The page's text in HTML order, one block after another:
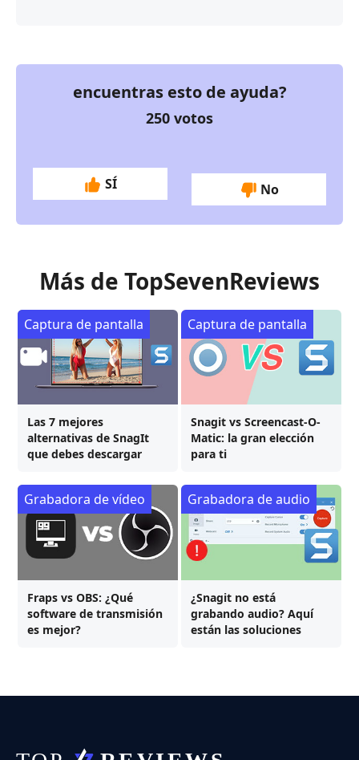
encuentras esto de ayuda?
250 votos
SÍ No
Más de TopSevenReviews
Las 7 mejores
alternativas de SnagIt
que debes descargar
Captura de pantalla
Snagit vs Screencast-O-
Matic: la gran elección
para ti
Captura de pantalla
Fraps vs OBS: ¿Qué
software de transmisión
es mejor?
Grabadora de vídeo
¿Snagit no está
grabando audio? Aquí
están las soluciones
Grabadora de audio